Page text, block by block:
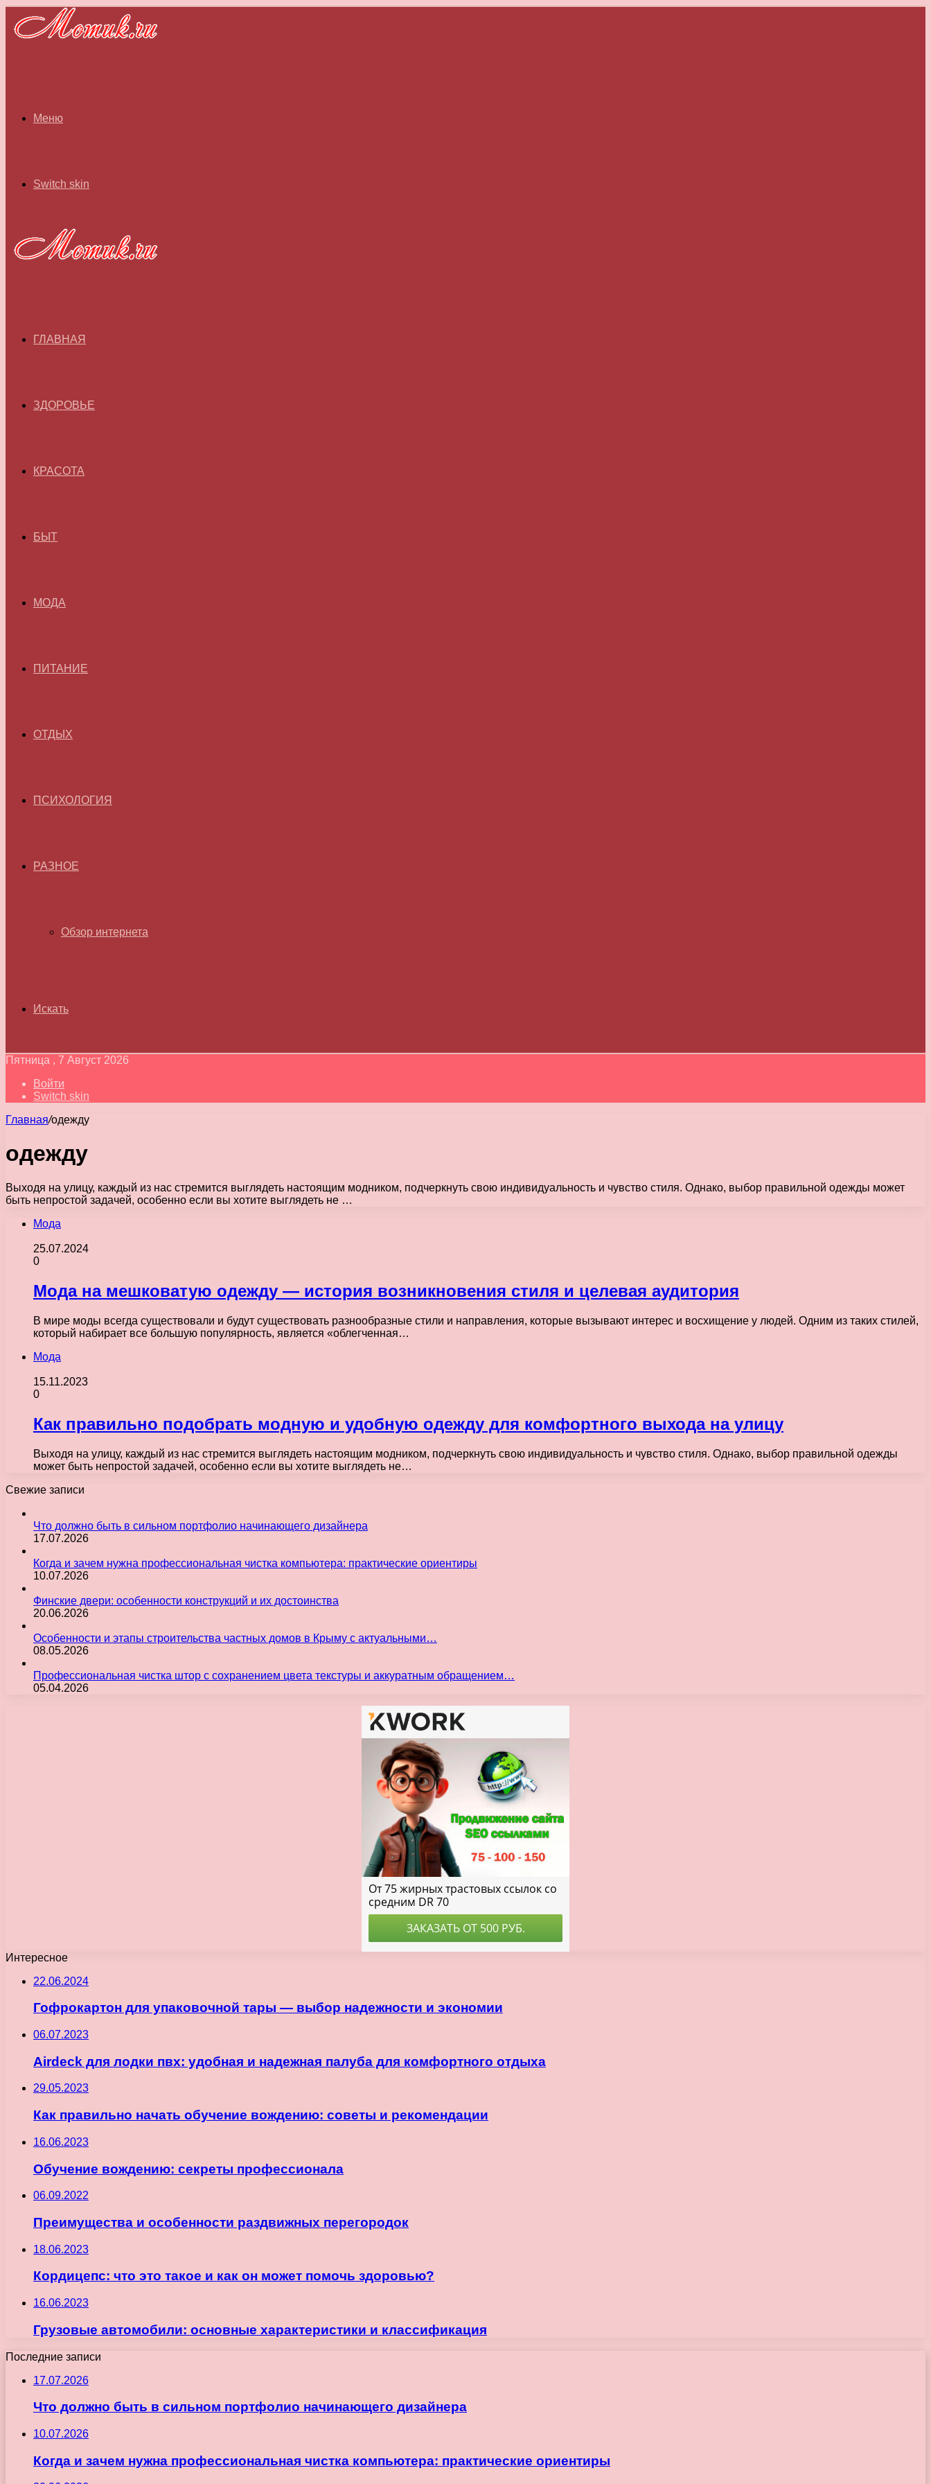
Меню
Switch skin
ГЛАВНАЯ
ЗДОРОВЬЕ
КРАСОТА
БЫТ
МОДА
ПИТАНИЕ
ОТДЫХ
ПСИХОЛОГИЯ
РАЗНОЕ
Обзор интернета
Искать
Пятница , 7 Август 2026
Войти
Switch skin
Главная/одежду
одежду
Выходя на улицу, каждый из нас стремится выглядеть настоящим модником, подчеркнуть свою индивидуальность и чувство стиля. Однако, выбор правильной одежды может
быть непростой задачей, особенно если вы хотите выглядеть не …
Мода
25.07.2024
0
Мода на мешковатую одежду — история возникновения стиля и целевая аудитория
В мире моды всегда существовали и будут существовать разнообразные стили и направления, которые вызывают интерес и восхищение у людей. Одним из таких стилей,
который набирает все большую популярность, является «облегченная…
Мода
15.11.2023
0
Как правильно подобрать модную и удобную одежду для комфортного выхода на улицу
Выходя на улицу, каждый из нас стремится выглядеть настоящим модником, подчеркнуть свою индивидуальность и чувство стиля. Однако, выбор правильной одежды
может быть непростой задачей, особенно если вы хотите выглядеть не…
Свежие записи
Что должно быть в сильном портфолио начинающего дизайнера
17.07.2026
Когда и зачем нужна профессиональная чистка компьютера: практические ориентиры
10.07.2026
Финские двери: особенности конструкций и их достоинства
20.06.2026
Особенности и этапы строительства частных домов в Крыму с актуальными…
08.05.2026
Профессиональная чистка штор с сохранением цвета текстуры и аккуратным обращением…
05.04.2026
Интересное
22.06.2024
Гофрокартон для упаковочной тары — выбор надежности и экономии
06.07.2023
Airdeck для лодки пвх: удобная и надежная палуба для комфортного отдыха
29.05.2023
Как правильно начать обучение вождению: советы и рекомендации
16.06.2023
Обучение вождению: секреты профессионала
06.09.2022
Преимущества и особенности раздвижных перегородок
18.06.2023
Кордицепс: что это такое и как он может помочь здоровью?
16.06.2023
Грузовые автомобили: основные характеристики и классификация
Последние записи
17.07.2026
Что должно быть в сильном портфолио начинающего дизайнера
10.07.2026
Когда и зачем нужна профессиональная чистка компьютера: практические ориентиры